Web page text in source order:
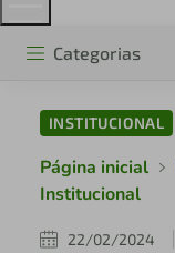
Categorias
INSTITUCIONAL
Página inicial
Institucional
22/02/2024